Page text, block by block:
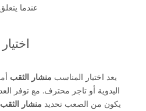
عندما
يعد اختيار المناسب منشار الثقب
اليدوية أو تاجر محترف. مع توفر
يكون من الصعب تحديد منشار